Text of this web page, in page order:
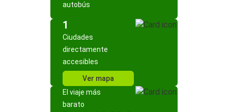
autobús
1
Ciudades
directamente
accesibles
Ver mapa
El viaje más
barato